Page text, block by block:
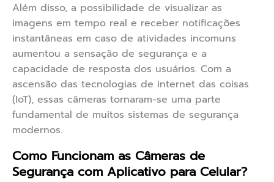
Além disso, a possibilidade de visualizar as
imagens em tempo real e receber notificações
instantâneas em caso de atividades incomuns
aumentou a sensação de segurança e a
capacidade de resposta dos usuários. Com a
ascensão das tecnologias de internet das coisas
(IoT), essas câmeras tornaram-se uma parte
fundamental de muitos sistemas de segurança
modernos.
Como Funcionam as Câmeras de
Segurança com Aplicativo para Celular?